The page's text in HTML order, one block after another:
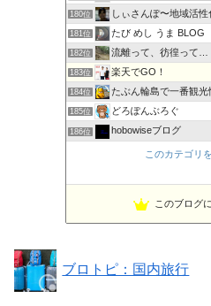
180位 しぃさんぽ〜地域活
181位 たび めし うま BLOG
182位 流離って、彷徨って…
183位 楽天でGO！
184位 たぶん輪島で一番観
185位 どろぽんぶろぐ
186位 hobowiseブログ
GOOD LIFE★GOOD
北海道知床 世界自然
このカテゴリ
このブログ
ブロトピ：国内旅行